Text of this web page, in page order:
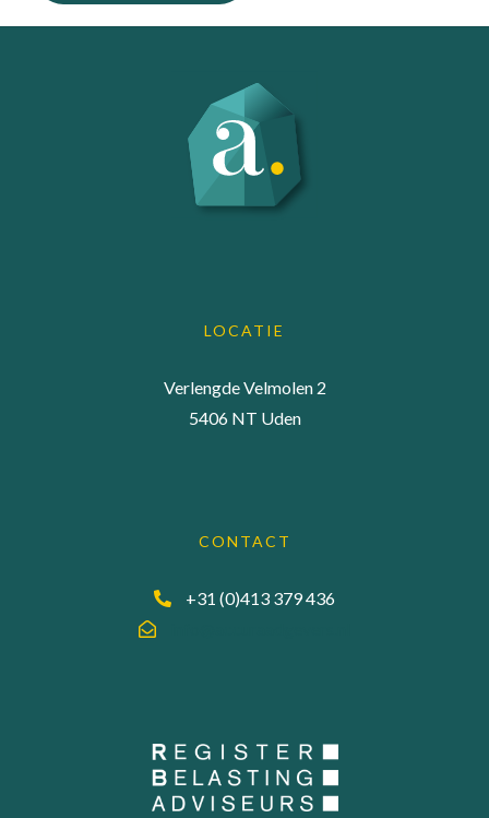
LOCATIE
Verlengde Velmolen 2
5406 NT Uden
CONTACT
+31 (0)413 379 436